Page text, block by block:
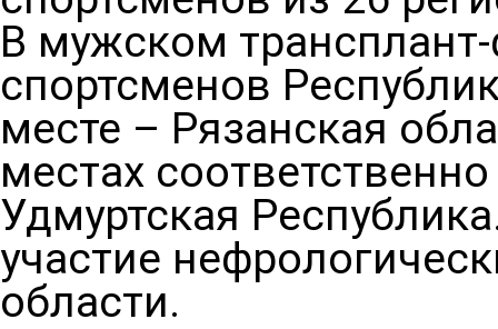
В мужском
спортсменов
месте – Рязанская
местах
Удмуртская
участие
области.